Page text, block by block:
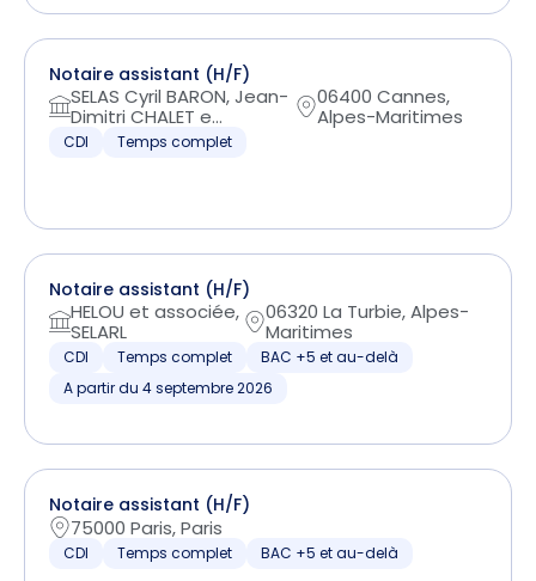
Notaire assistant (H/F)
SELAS Cyril BARON, Jean-
Dimitri CHALET e...
06400 Cannes,
Alpes-Maritimes
CDI Temps complet
Notaire assistant (H/F)
HELOU et associée,
SELARL
06320 La Turbie, Alpes-
Maritimes
CDI Temps complet
BAC +5 et au-delà
A partir du 4 septembre 2026
Notaire assistant (H/F)
75000 Paris, Paris
CDI Temps complet BAC +5 et au-delà